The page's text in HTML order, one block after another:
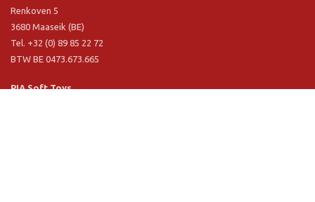
Renkoven 5
3680 Maaseik (BE)
Tel. +32 (0) 89 85 22 72
BTW BE 0473.673.665
PIA Soft Toys